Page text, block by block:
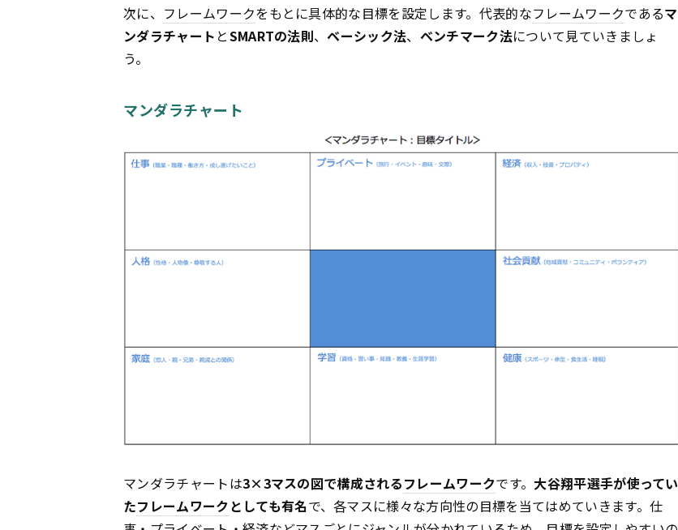
次に、 フレームワークをもとに具体的な目標を設定します。代表的なフレームワークであるマ
ンダラチャート とSMARTの法則、ベーシック法、 ベンチマーク法について見ていきましょ
う。
マンダラチャート
マンダラチャートは3×3マスの図で構成されるフレームワークです。大谷翔平選手が使ってい
たフレームワーク としても有名で、各マスに様々な方向性の目標を当てはめていきます。仕